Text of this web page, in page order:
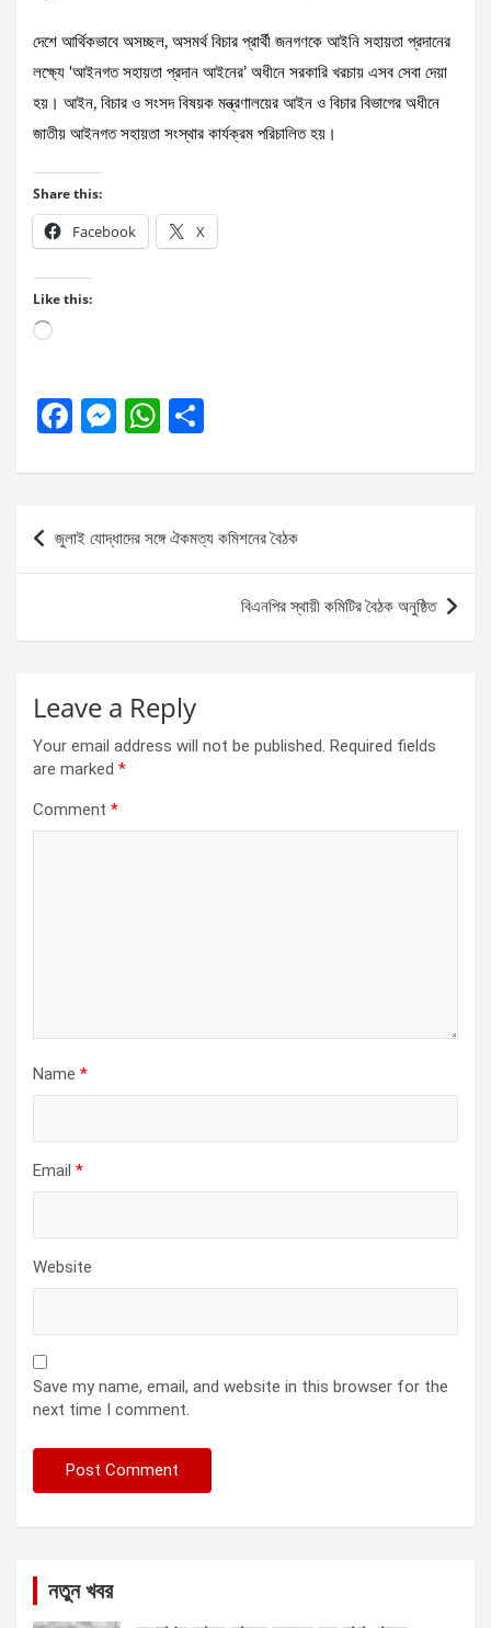
দেশে আর্থিকভাবে অসচ্ছল, অসমর্থ বিচার প্রার্থী জনগণকে আইনি সহায়তা প্রদানের
লক্ষ্যে ‘আইনগত সহায়তা প্রদান আইনের’ অধীনে সরকারি খরচায় এসব সেবা দেয়া
হয়। আইন, বিচার ও সংসদ বিষয়ক মন্ত্রণালয়ের আইন ও বিচার বিভাগের অধীনে
জাতীয় আইনগত সহায়তা সংস্থার কার্যক্রম পরিচালিত হয়।
Share this:
Facebook X
Like this:
Loading…
F
ce
b
o
M
se
g
W
at
s
A
ar
Post
navigation
জুলাই যোদ্ধাদের সঙ্গে ঐকমত্য কমিশনের বৈঠক
বিএনপির স্থায়ী কমিটির বৈঠক অনুষ্ঠিত
Leave a Reply
Your email address will not be published. Required fields
are marked *
Comment *
Name *
Email *
Website
Save my name, email, and website in this browser for the
next time I comment.
নতুন খবর